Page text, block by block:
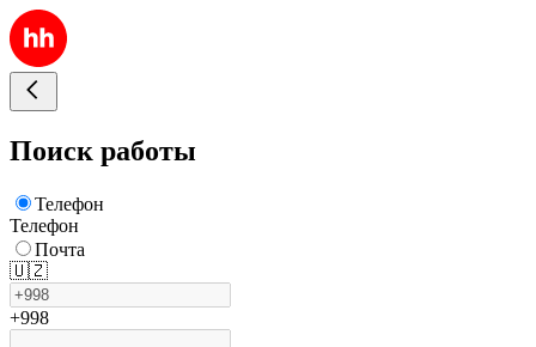
Поиск работы
Телефон
Телефон
Почта
🇺🇿
+998